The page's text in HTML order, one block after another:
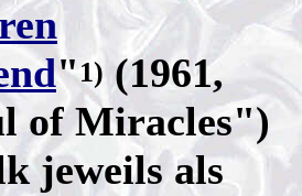
"1) (1961,
of Miracles")
jeweils als